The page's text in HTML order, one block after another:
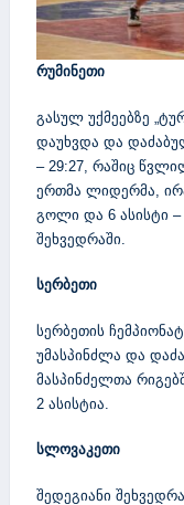
რუმინეთი
გასულ უქმეებზე
დაუხვდა და
– 29:27, რაშიც
ერთმა ლიდერმა,
გოლი და 6 ასისტი –
შეხვედრაში.
სერბეთი
სერბეთის
უმასპინძლა და
მასპინძელთა
2 ასისტია.
სლოვაკეთი
შედეგიანი